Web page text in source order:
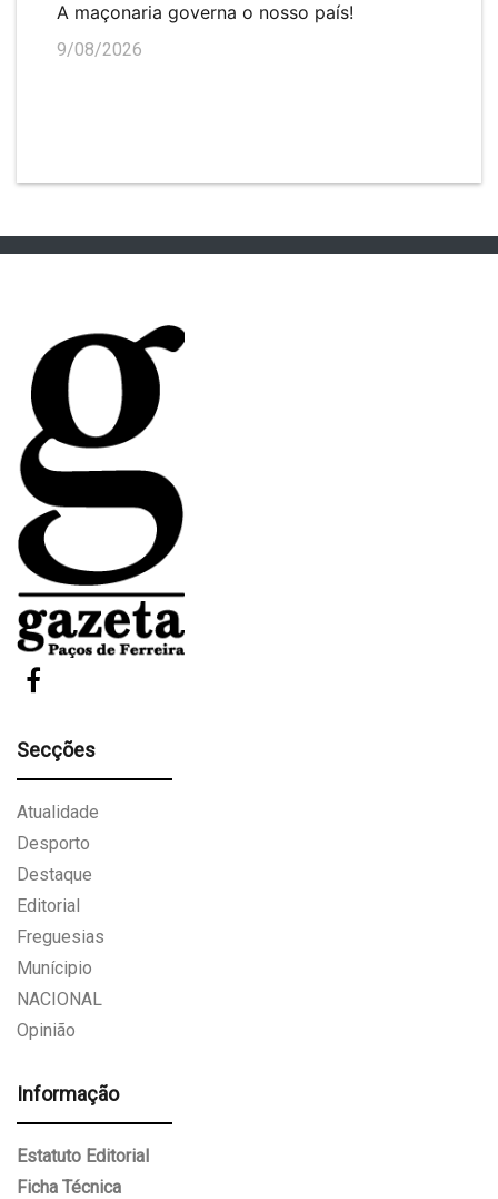
A maçonaria governa o nosso país!
9/08/2026
Secções
Atualidade
Desporto
Destaque
Editorial
Freguesias
Munícipio
NACIONAL
Opinião
Informação
Estatuto Editorial
Ficha Técnica